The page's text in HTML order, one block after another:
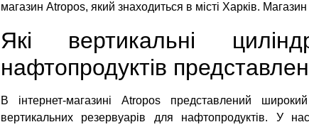
магазин Atropos, який знаходиться в місті Харків.
Які вертикальні
нафтопродуктів
В інтернет-магазині Atropos представлений
вертикальних резервуарів для нафтопродуктів. У